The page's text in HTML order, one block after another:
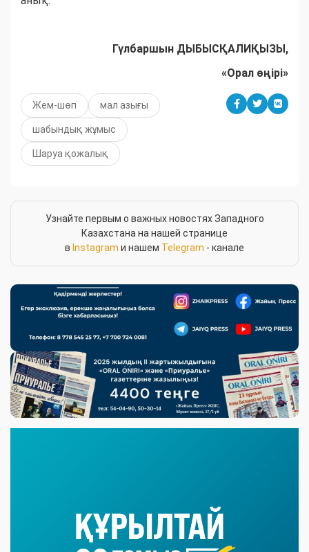
Гүлбаршын ДЫБЫСҚАЛИҚЫЗЫ,
«Орал өңірі»
Жем-шөп мал азығы
шабындық жұмыс
Шаруа қожалық
Узнайте первым о важных новостях Западного
Казахстана на нашей странице
в Instagram и нашем Telegram - канале